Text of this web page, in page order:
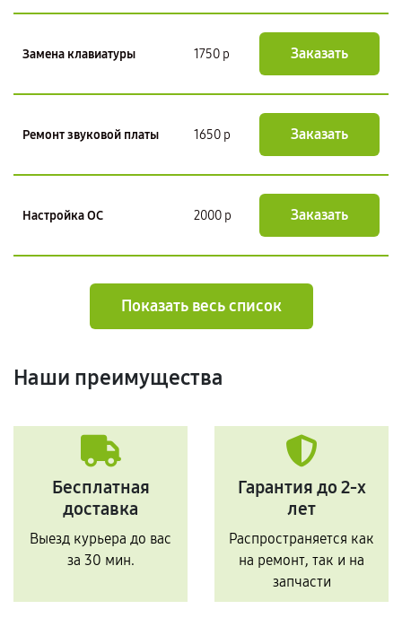
Замена клавиатуры 1750 р Заказать
Ремонт звуковой платы 1650 р Заказать
Настройка ОС 2000 р Заказать
Показать весь список
Наши преимущества
Бесплатная
доставка
Выезд курьера до вас
за 30 мин.
Гарантия до 2-х
лет
Распространяется как
на ремонт, так и на
запчасти